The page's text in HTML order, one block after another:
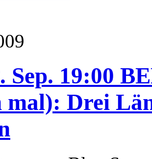
Sep. 19:00
mal): Drei